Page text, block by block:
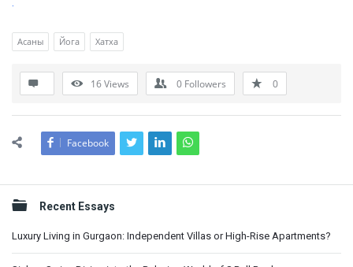
Асаны Йога Хатха
16Views 0 Followers 0
Facebook
Sidebar
Recent Essays
Luxury Living in Gurgaon: Independent Villas or High-Rise Apartments?